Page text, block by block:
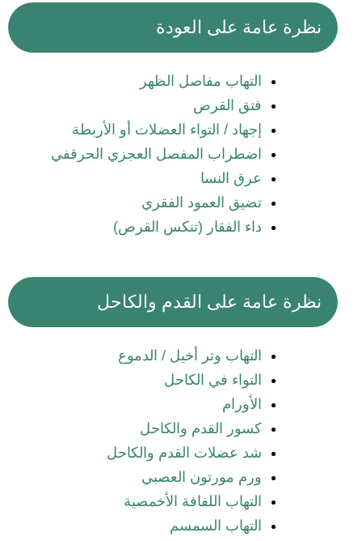
نظرة عامة على العودة
التهاب مفاصل الظهر
فتق القرص
إجهاد / التواء العضلات أو الأربطة
اضطراب المفصل العجزي الحرقفي
عرق النسا
تضيق العمود الفقري
داء الفقار (تنكس القرص)
نظرة عامة على القدم والكاحل
التهاب وتر أخيل / الدموع
التواء في الكاحل
الأورام
كسور القدم والكاحل
شد عضلات القدم والكاحل
ورم مورتون العصبي
التهاب اللفافة الأخمصية
التهاب السمسم